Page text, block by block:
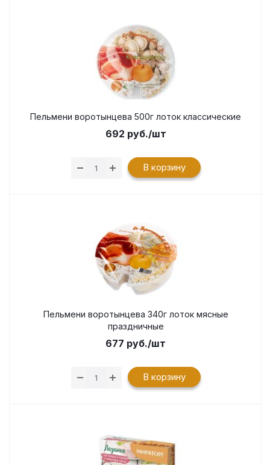
Пельмени воротынцева 500г лоток классические
692 руб./шт
В корзину
Пельмени воротынцева 340г лоток мясные
праздничные
677 руб./шт
В корзину